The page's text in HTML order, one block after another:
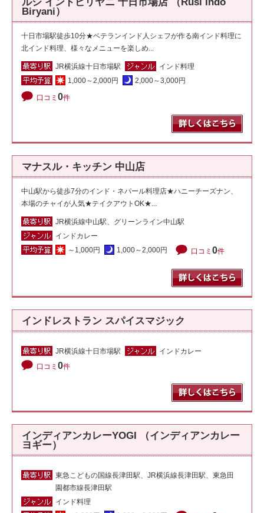
Biryani）
十日市場駅徒歩10分★ベテランインド人シェフが作る南インド料理に
北インド料理、様々なメニューを楽しめ...
JR横浜線十日市場駅
インド料理
1,000～2,000円
2,000～3,000円
口コミ 0件
マナスル・キッチン 中山店
中山駅から徒歩7分のインド・ネパール料理店★ハニーチーズナン、
本場のチャイが人気★テイクアウトOK★...
JR横浜線中山駅、グリーンライン中山駅
インドカレー
～1,000円
1,000～2,000円 口コミ 0件
インドレストラン スパイスマジック
JR横浜線十日市場駅
インドカレー
口コミ 0件
インディアンカレーYOGI （インディアンカレー
ヨギー）
東急こどもの国線長津田駅、JR横浜線長津田駅、東急田
園都市線長津田駅
インド料理